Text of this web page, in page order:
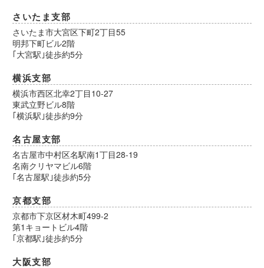
さいたま支部
さいたま市大宮区下町2丁目55
明邦下町ビル2階
｢大宮駅｣徒歩約5分
横浜支部
横浜市西区北幸2丁目10-27
東武立野ビル8階
｢横浜駅｣徒歩約9分
名古屋支部
名古屋市中村区名駅南1丁目28-19
名南クリヤマビル6階
｢名古屋駅｣徒歩約5分
京都支部
京都市下京区材木町499-2
第1キョートビル4階
｢京都駅｣徒歩約5分
大阪支部